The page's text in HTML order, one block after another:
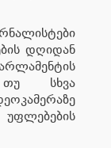
დღიდან
თუ სხვა